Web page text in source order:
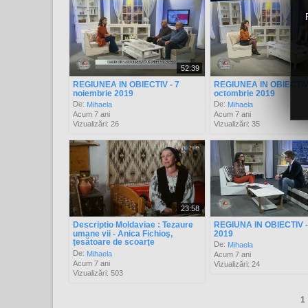
52:39
REGIUNEA IN OBIECTIV - 7
noiembrie 2019
De: Mihaela
Acum 7 ani
Vizualizări: 26
REGIUNEA IN OBIECTIV
octombrie 2019
De: Mihaela
Acum 7 ani
Vizualizări: 35
23:58
Descriptio Moldaviae : Tezaure
umane vii - Anica Fichioş,
ţesătoare de scoarţe
De: Mihaela
Acum 7 ani
Vizualizări: 503
REGIUNA IN OBIECTIV
2019
De: Mihaela
Acum 7 ani
Vizualizări: 24
1